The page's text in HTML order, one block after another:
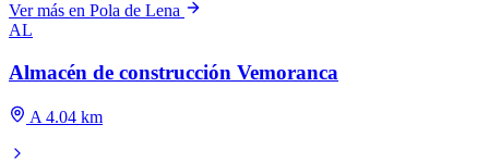
Ver más en Pola de Lena
AL
Almacén de construcción Vemoranca
A 4.04 km